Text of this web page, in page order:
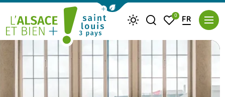
Afficher la barre de navigation du
Saint Louis Trois Pays
MétéoJe recherche
Mes favoris
0 FR